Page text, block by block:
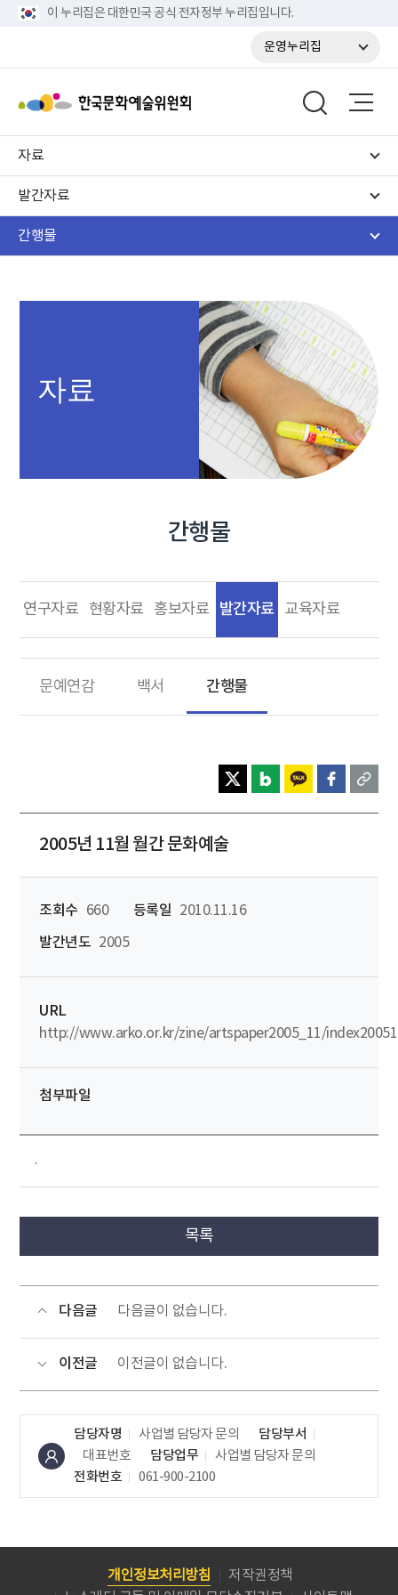
이 누리집은 대한민국 공식 전자정부 누리집입니다.
운영누리집
자료
발간자료
간행물
자료
간행물
연구자료 현황자료 홍보자료 발간자료 교육자료
문예연감 백서 간행물
2005년 11월 월간 문화예술
조회수 660 등록일
2010.11.16
발간년도 2005
URL
http://www.arko.or.kr/zine/artspaper2005_11/
첨부파일
.
목록
다음글 다음글이 없습니다.
이전글 이전글이 없습니다.
담당자명 사업별 담당자 문의
담당부서
대표번호
담당업무
사업별 담당자 문의
전화번호
061-900-2100
개인정보처리방침
저작권정책